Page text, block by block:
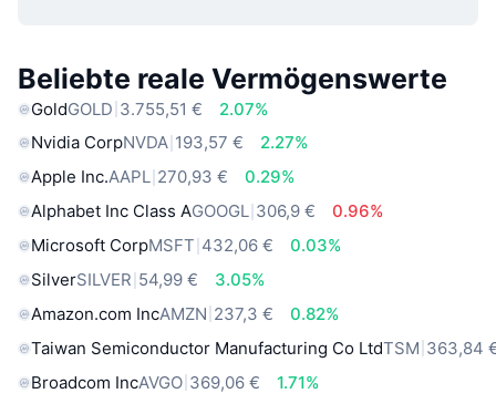
Beliebte reale Vermögenswerte
GoldGOLD 3.755,51 €
2.07%
Nvidia CorpNVDA 193,57 €
2.27%
Apple Inc.AAPL 270,93 €
0.29%
Alphabet Inc Class AGOOGL 306,9 €
0.96%
Microsoft CorpMSFT 432,06 €
0.03%
SilverSILVER 54,99 €
3.05%
Amazon.com IncAMZN 237,3 €
0.82%
Taiwan Semiconductor Manufacturing Co LtdTSM 363,84
Broadcom IncAVGO 369,06 €
1.71%